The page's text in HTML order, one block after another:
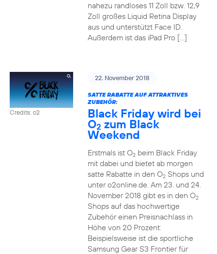
nahezu randloses 11 Zoll bzw. 12,9
Zoll großes Liquid Retina Display
aus und unterstützt Face ID.
Außerdem ist das iPad Pro […]
Credits: o2
22. November 2018
SATTE RABATTE AUF ATTRAKTIVES
ZUBEHÖR:
Black Friday wird bei
O2 zum Black
Weekend
Erstmals ist O2beim Black Friday
mit dabei und bietet ab morgen
satte Rabatte in den O2Shops und
unter o2online.de. Am 23. und 24.
November 2018 gibt es in den O2
Shops auf das hochwertige
Zubehör einen Preisnachlass in
Höhe von 20 Prozent:
Beispielsweise ist die sportliche
Samsung Gear S3 Frontier für